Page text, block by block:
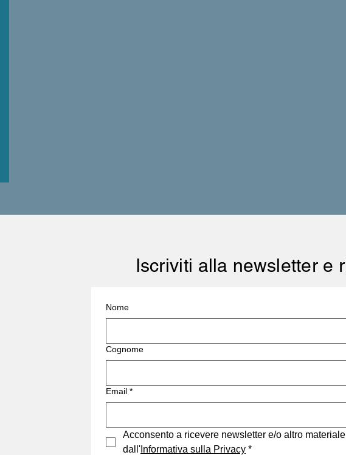
Iscriviti alla newsletter e
Nome
Cognome
Email *
Acconsento a ricevere newsletter e/o altro
dall' Informativa sulla Privacy *